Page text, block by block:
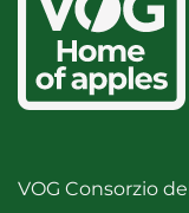
VOG Consorzio